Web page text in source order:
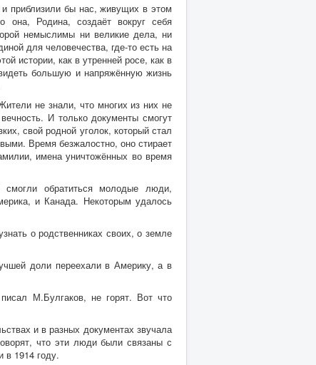
приблизили бы нас, живущих в этом
она, Родина, создаёт вокруг себя
немыслимы ни великие дела, ни
для человечества, где-то есть на
истории, как в утренней росе, как в
большую и напряжённую жизнь
не знали, что многих из них не
И только документы смогут
свой родной уголок, который стал
Время безжалостно, оно стирает
имена уничтожённых во время
обратиться молодые люди,
и Канада. Некоторым удалось
о родственниках своих, о земле
доли переехали в Америку, а в
М.Булгаков, не горят. Вот что
и в разных документах звучала
что эти люди были связаны с
в 1914 году.